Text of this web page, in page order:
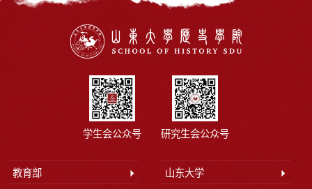
学生会公众号 研究生会公众号
教育部 山东大学